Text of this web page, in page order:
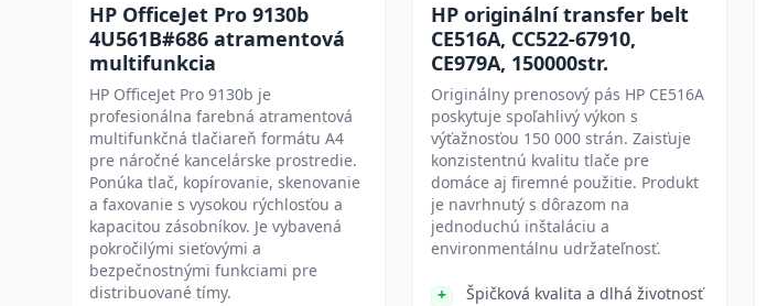
HP OfficeJet Pro 9130b
4U561B#686 atramentová
multifunkcia
HP OfficeJet Pro 9130b je
profesionálna farebná atramentová
multifunkčná tlačiareň formátu A4
pre náročné kancelárske prostredie.
Ponúka tlač, kopírovanie, skenovanie
a faxovanie s vysokou rýchlosťou a
kapacitou zásobníkov. Je vybavená
pokročilými sieťovými a
bezpečnostnými funkciami pre
distribuované tímy.
HP originální transfer belt
CE516A, CC522-67910,
CE979A, 150000str.
Originálny prenosový pás HP CE516A
poskytuje spoľahlivý výkon s
výťažnosťou 150 000 strán. Zaisťuje
konzistentnú kvalitu tlače pre
domáce aj firemné použitie. Produkt
je navrhnutý s dôrazom na
jednoduchú inštaláciu a
environmentálnu udržateľnosť.
Špičková kvalita a dlhá životnosť